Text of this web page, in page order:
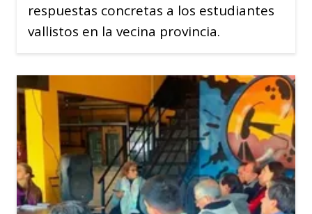
respuestas concretas a los estudiantes
vallistos en la vecina provincia.